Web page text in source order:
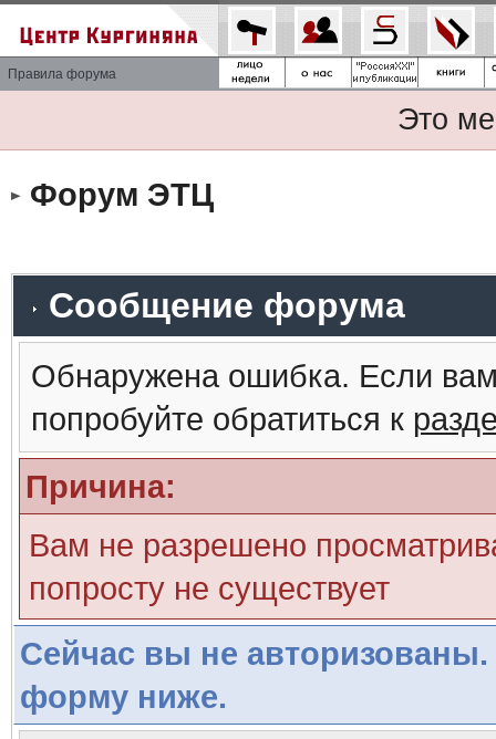
Правила форума
Это
Форум ЭТЦ
Сообщение форума
Обнаружена ошибка. Если
попробуйте обратиться к
Причина:
Вам не разрешено
попросту не существует
Сейчас вы не авторизованы.
форму ниже.